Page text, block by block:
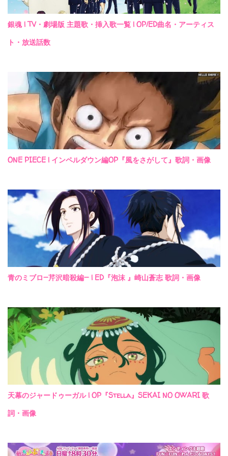
銀魂 | TV・劇場版 主題歌・挿入歌一覧 | OP/ED曲名・アーティス
ト・放送話数
ONE PIECE | インペルダウン編OP『風をさがして』歌詞・画像
青のミブロ—芹沢暗殺編— | ED『泡沫 』崎山蒼志 歌詞・画像
天幕のジャードゥーガル | OP『Stella』SEKAI NO OWARI 歌
詞・画像